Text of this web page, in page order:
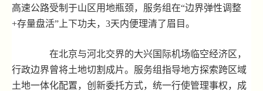
高速公路受制于山区用地瓶颈，服务组在“边界弹性调整
+存量盘活”上下功夫，3天内便理清了眉目。
在北京与河北交界的大兴国际机场临空经济区，
行政边界曾将土地切割成片。服务组指导地方探索跨区域
土地一体化配置，创新委托方式，统一行使管理事权，成